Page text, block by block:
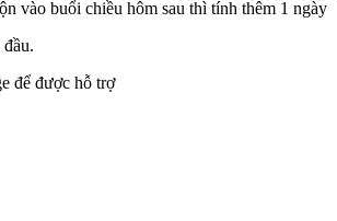
vào buổi chiều hôm sau thì tính thêm 1 ngày
để được hỗ trợ